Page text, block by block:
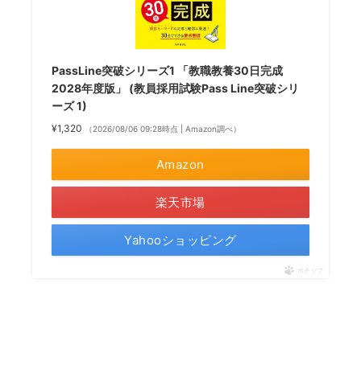
PassLine突破シリーズ1 「教職教養30日完成
2028年度版」 (教員採用試験Pass Line突破シリ
ーズ 1)
¥1,320 （2026/08/06 09:28時点 | Amazon調べ）
Amazon
楽天市場
Yahooショッピング
ポチップ